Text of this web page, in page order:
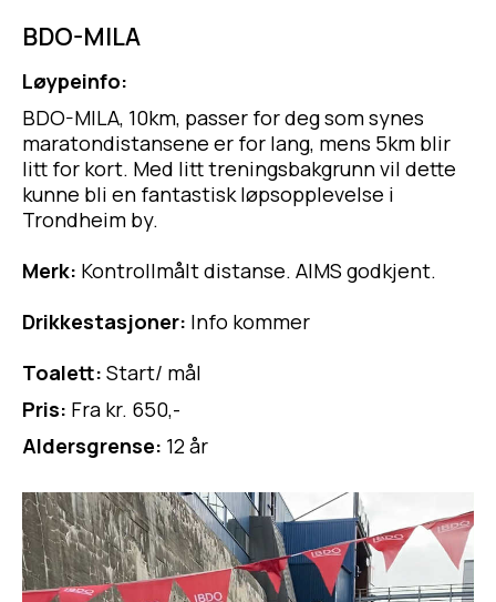
BDO-MILA
Løypeinfo:
BDO-MILA, 10km, passer for deg som synes
maratondistansene er for lang, mens 5km blir
litt for kort. Med litt treningsbakgrunn vil dette
kunne bli en fantastisk løpsopplevelse i
Trondheim by.
Merk: Kontrollmålt distanse. AIMS godkjent.
Drikkestasjoner: Info kommer
Toalett: Start/ mål
Pris: Fra kr. 650,-
Aldersgrense: 12 år